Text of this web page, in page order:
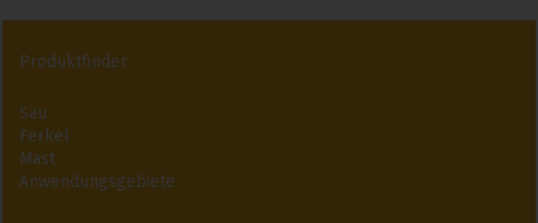
Produktfinder
Sau
Ferkel
Mast
Anwendungsgebiete